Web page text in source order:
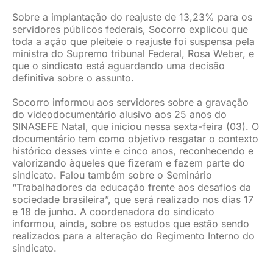
Sobre a implantação do reajuste de 13,23% para os
servidores públicos federais, Socorro explicou que
toda a ação que pleiteie o reajuste foi suspensa pela
ministra do Supremo tribunal Federal, Rosa Weber, e
que o sindicato está aguardando uma decisão
definitiva sobre o assunto.
Socorro informou aos servidores sobre a gravação
do videodocumentário alusivo aos 25 anos do
SINASEFE Natal, que iniciou nessa sexta-feira (03). O
documentário tem como objetivo resgatar o contexto
histórico desses vinte e cinco anos, reconhecendo e
valorizando àqueles que fizeram e fazem parte do
sindicato. Falou também sobre o Seminário
“Trabalhadores da educação frente aos desafios da
sociedade brasileira”, que será realizado nos dias 17
e 18 de junho. A coordenadora do sindicato
informou, ainda, sobre os estudos que estão sendo
realizados para a alteração do Regimento Interno do
sindicato.